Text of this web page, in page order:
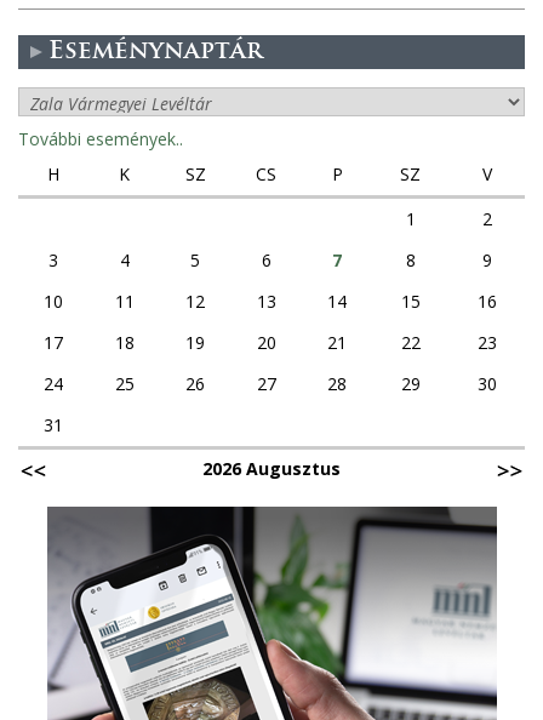
Eseménynaptár
További események..
H
K SZ CS P SZ
V
1
2
3
4 5 6 7 8
9
10
11 12 13 14 15
16
17
18 19 20 21 22
23
24
25 26 27 28 29
30
31
2026 Augusztus